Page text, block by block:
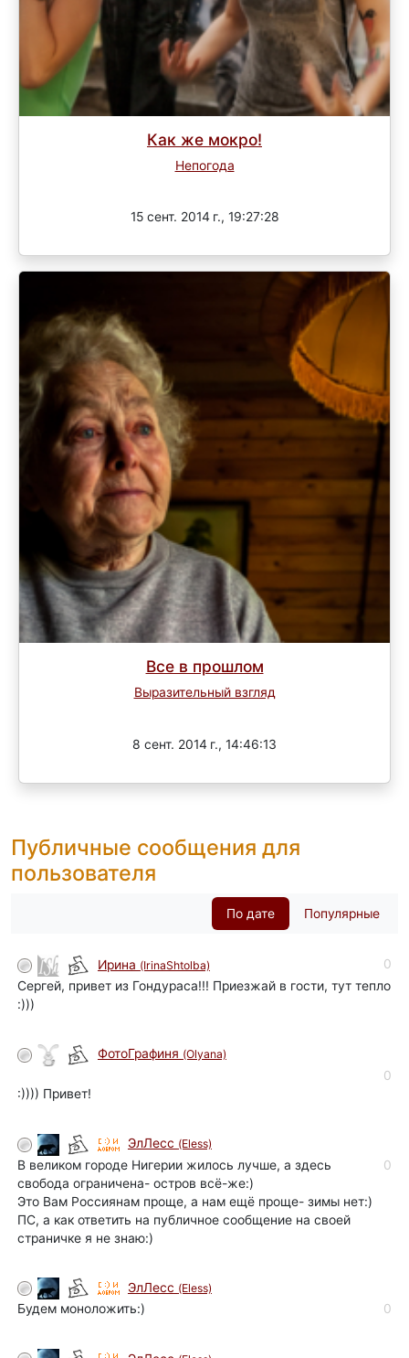
Как же мокро!
Непогода
15 сент. 2014 г., 19:27:28
Все в прошлом
Выразительный взгляд
8 сент. 2014 г., 14:46:13
Публичные сообщения для
пользователя
По дате Популярные
Ирина (IrinaShtolba)
0
Сергей, привет из Гондураса!!! Приезжай в гости, тут тепло
:)))
ФотоГрафиня (Olyana)
0
:)))) Привет!
ЭлЛесс (Eless)
0
В великом городе Нигерии жилось лучше, а здесь
свобода ограничена- остров всё-же:)
Это Вам Россиянам проще, а нам ещё проще- зимы нет:)
ПС, а как ответить на публичное сообщение на своей
страничке я не знаю:)
ЭлЛесс (Eless)
0
Будем моноложить:)